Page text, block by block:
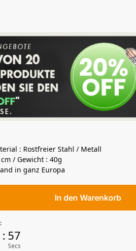
: Rostfreier Stahl / Metall
/ Gewicht : 40g
in ganz Europa
In den Warenkorb
: 56
Secs